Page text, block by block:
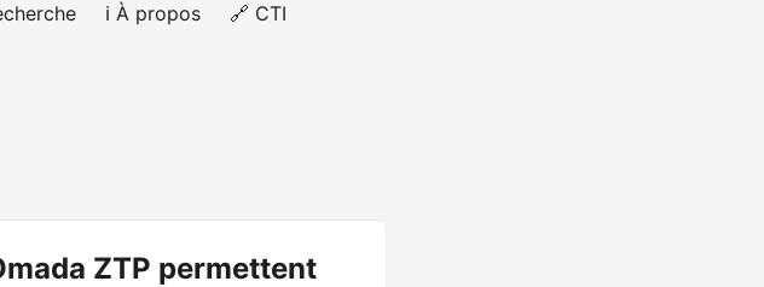
ℹ️ À propos 🔗 CTI
ZTP permettent